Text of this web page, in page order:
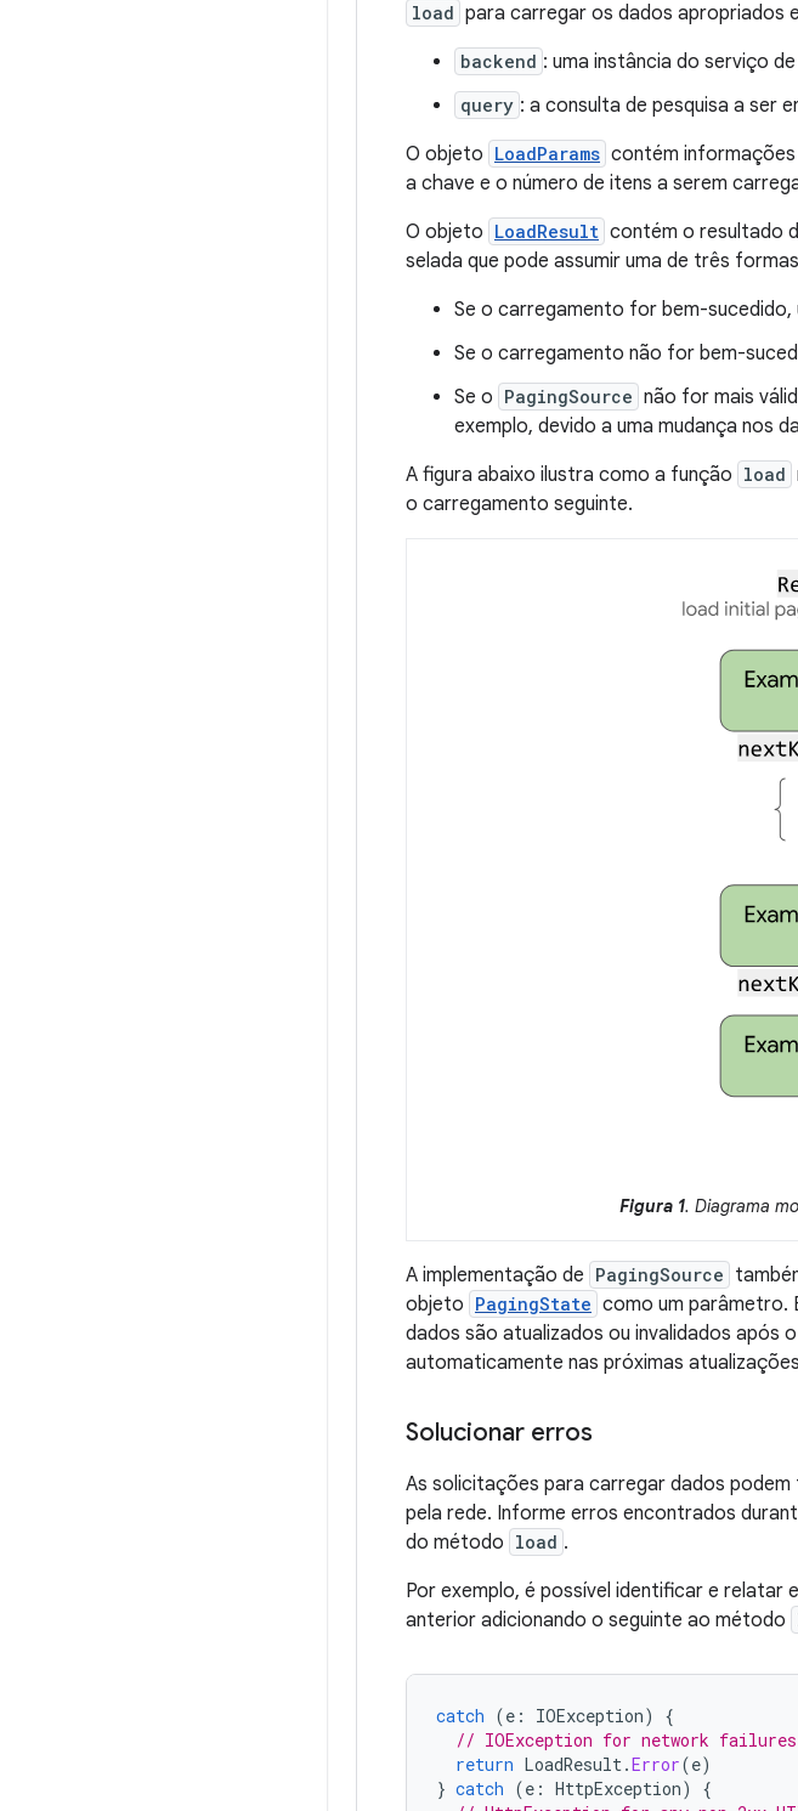
load para carregar os dados apropriados
backend : uma instância do serviço
query : a consulta de pesquisa a ser
O objeto LoadParams contém
a chave e o número de itens a serem
O objeto LoadResult contém o resultado
selada que pode assumir uma de três
Se o carregamento for bem-sucedido,
Se o carregamento não for bem-
Se o PagingSource não for mais
exemplo, devido a uma mudança nos
A figura abaixo ilustra como a função load
o carregamento seguinte.
Figura 1. Diagrama
A implementação de PagingSource
objeto PagingState como um parâmetro.
dados são atualizados ou invalidados após
automaticamente nas próximas
Solucionar erros
As solicitações para carregar dados
pela rede. Informe erros encontrados
do método load .
Por exemplo, é possível identificar e relatar
anterior adicionando o seguinte ao método
catch (e : IOException)
{
// IOException for network
return LoadResult .Error(e)
} catch (e : HttpException)
{